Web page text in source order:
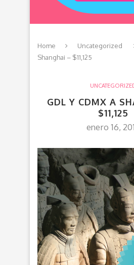
Home Uncategorized
Shanghai – $11,125
GDL Y CDMX A
$11,125
enero 16,